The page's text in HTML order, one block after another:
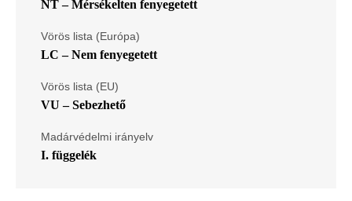
NT – Mérsékelten fenyegetett
Vörös lista (Európa)
LC – Nem fenyegetett
Vörös lista (EU)
VU – Sebezhető
Madárvédelmi irányelv
I. függelék